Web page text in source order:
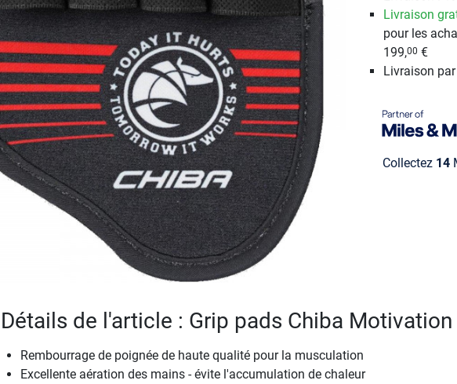
Livraison
pour les
199,00 €
Livraison par
Collectez 14
Détails de l'article : Grip pads Chiba Motivation
Rembourrage de poignée de haute qualité pour la musculation
Excellente aération des mains - évite l'accumulation de chaleur